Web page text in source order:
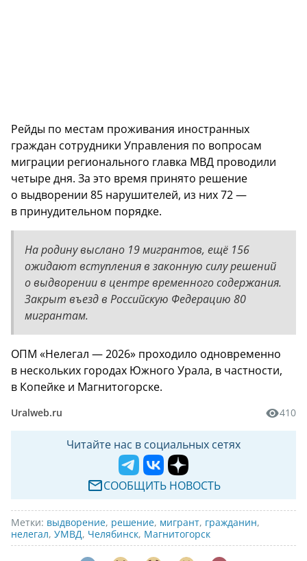
Рейды по местам проживания иностранных
граждан сотрудники Управления по вопросам
миграции регионального главка МВД проводили
четыре дня. За это время принято решение
о выдворении 85 нарушителей, из них 72 —
в принудительном порядке.
На родину выслано 19 мигрантов, ещё 156
ожидают вступления в законную силу решений
о выдворении в центре временного содержания.
Закрыт въезд в Российскую Федерацию 80
мигрантам.
ОПМ «Нелегал — 2026» проходило одновременно
в нескольких городах Южного Урала, в частности,
в Копейке и Магнитогорске.
Uralweb.ru 410
Читайте нас в социальных сетях
СООБЩИТЬ НОВОСТЬ
Метки: выдворение, решение, мигрант, гражданин,
нелегал, УМВД, Челябинск, Магнитогорск